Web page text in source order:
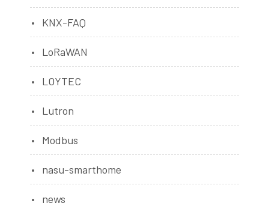
KNX-FAQ
LoRaWAN
LOYTEC
Lutron
Modbus
nasu-smarthome
news